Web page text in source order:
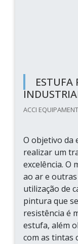
ESTUFA
ACCI
O objetivo da
realizar um
excelência. O
ao ar e
utilização de
pintura que
resistência é
estufa, além
com as tintas